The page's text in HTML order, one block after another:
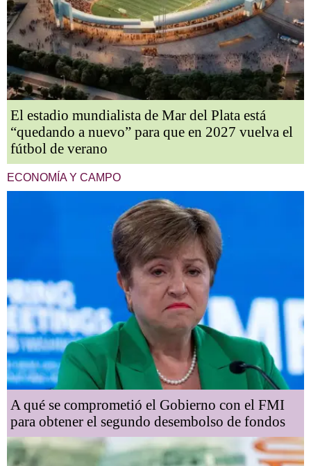
El estadio mundialista de Mar del Plata está
“quedando a nuevo” para que en 2027 vuelva el
fútbol de verano
ECONOMÍA Y CAMPO
A qué se comprometió el Gobierno con el FMI
para obtener el segundo desembolso de fondos